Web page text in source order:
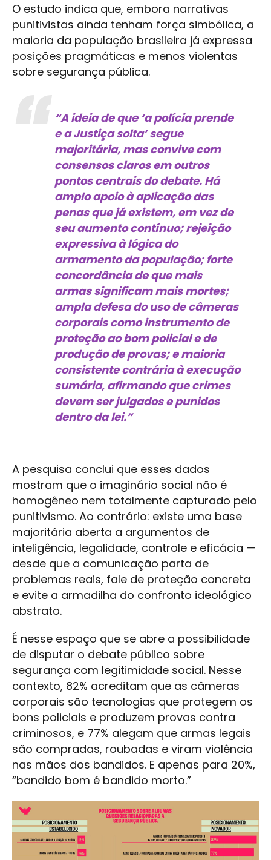
O estudo indica que, embora narrativas
punitivistas ainda tenham força simbólica, a
maioria da população brasileira já expressa
posições pragmáticas e menos violentas
sobre segurança pública.
“A ideia de que ‘a polícia prende
e a Justiça solta’ segue
majoritária, mas convive com
consensos claros em outros
pontos centrais do debate. Há
amplo apoio à aplicação das
penas que já existem, em vez de
seu aumento contínuo; rejeição
expressiva à lógica do
armamento da população; forte
concordância de que mais
armas significam mais mortes;
ampla defesa do uso de câmeras
corporais como instrumento de
proteção ao bom policial e de
produção de provas; e maioria
consistente contrária à execução
sumária, afirmando que crimes
devem ser julgados e punidos
dentro da lei.”
A pesquisa conclui que esses dados
mostram que o imaginário social não é
homogêneo nem totalmente capturado pelo
punitivismo. Ao contrário: existe uma base
majoritária aberta a argumentos de
inteligência, legalidade, controle e eficácia —
desde que a comunicação parta de
problemas reais, fale de proteção concreta
e evite a armadilha do confronto ideológico
abstrato.
É nesse espaço que se abre a possibilidade
de disputar o debate público sobre
segurança com legitimidade social. Nesse
contexto, 82% acreditam que as câmeras
corporais são tecnologias que protegem os
bons policiais e produzem provas contra
criminosos, e 77% alegam que armas legais
são compradas, roubadas e viram violência
nas mãos dos bandidos. E apenas para 20%,
“bandido bom é bandido morto.”